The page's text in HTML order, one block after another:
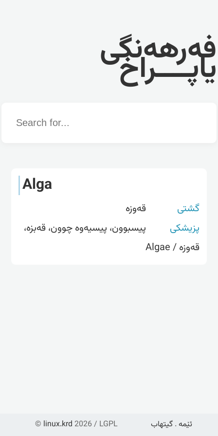
فەرهەنگی
یاپــــراخ
Word
Alga
گشتی
قەوزە
پزیشکی
پیسبوون، پیسیەوە چوون، قەبزە،
قەوزە / Algae
© linux.krd 2026 / LGPL ئێمە . گیتهاب